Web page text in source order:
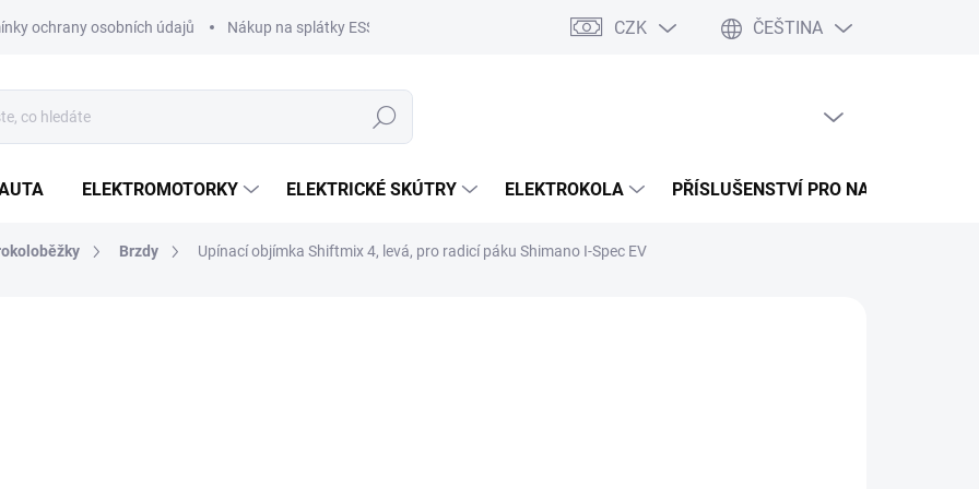
ochrany osobních údajů Nákup na splátky ESSOX Nákup na splátky Cofidis Naše mise Velkoobchod
CZK ČEŠTINA
Hledat
ELEKTROMOTORKY ELEKTRICKÉ SKÚTRY ELEKTROKOLA PŘÍSLUŠENSTVÍ PRO NABÍJENÍ
Brzdy Upínací objímka Shiftmix 4, levá, pro radicí páku Shimano I-Spec EV